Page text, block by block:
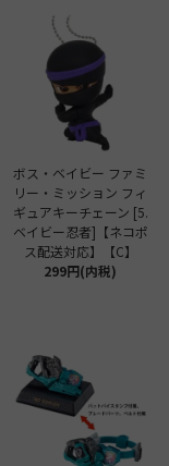
ボス・ベイビー ファミ
リー・ミッション フィ
ギュアキーチェーン [5.
ベイビー忍者]【ネコポ
ス配送対応】【C】
299円(内税)